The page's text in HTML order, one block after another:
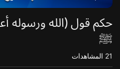
حكم قول (الله ورسوله
ﷺ
21 المشاهدات